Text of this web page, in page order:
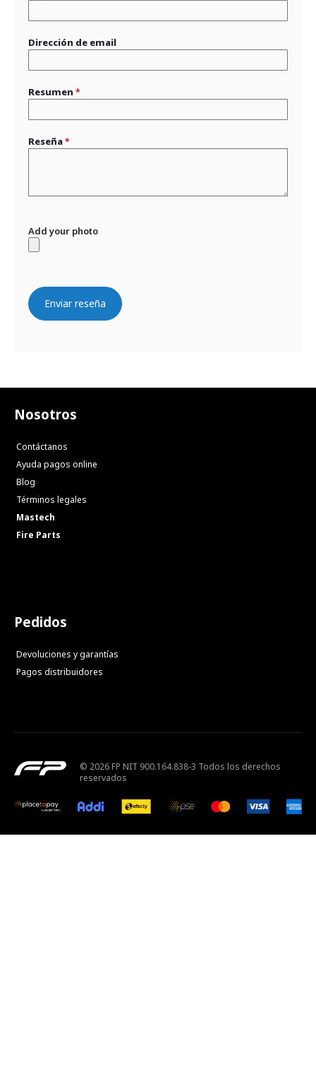
Dirección de email
Resumen
Reseña
Add your photo
Enviar reseña
Nosotros
Contáctanos
Ayuda pagos online
Blog
Términos legales
Mastech
Fire Parts
Pedidos
Devoluciones y garantías
Pagos distribuidores
© 2026 FP NIT 900.164.838-3 Todos los derechos
reservados